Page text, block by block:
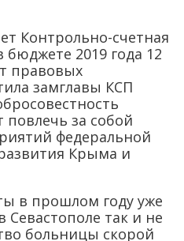
Контрольно-счетная
бюджете 2019 года 12
правовых
замглавы КСП
за собой
федеральной
Крыма и
в прошлом году уже
так и не
больницы скорой